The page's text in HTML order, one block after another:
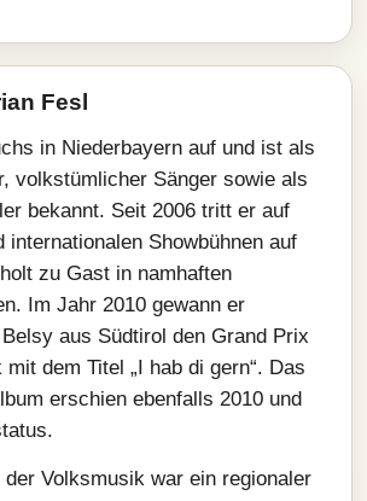
Fesl
in Niederbayern auf und ist als
volkstümlicher Sänger sowie als
bekannt. Seit 2006 tritt er auf
internationalen Showbühnen auf
zu Gast in namhaften
Im Jahr 2010 gewann er
aus Südtirol den Grand Prix
dem Titel „I hab di gern“. Das
erschien ebenfalls 2010 und
Volksmusik war ein regionaler